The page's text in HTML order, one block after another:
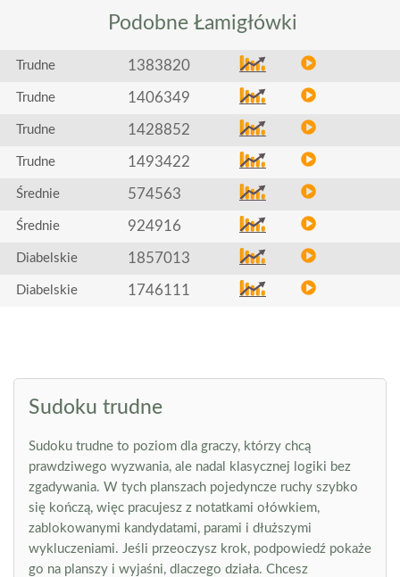
Podobne Łamigłówki
Trudne 1383820
Trudne 1406349
Trudne 1428852
Trudne 1493422
Średnie 574563
Średnie 924916
Diabelskie 1857013
Diabelskie 1746111
Sudoku trudne
Sudoku trudne to poziom dla graczy, którzy chcą
prawdziwego wyzwania, ale nadal klasycznej logiki bez
zgadywania. W tych planszach pojedyncze ruchy szybko
się kończą, więc pracujesz z notatkami ołówkiem,
zablokowanymi kandydatami, parami i dłuższymi
wykluczeniami. Jeśli przeoczysz krok, podpowiedź pokaże
go na planszy i wyjaśni, dlaczego działa. Chcesz